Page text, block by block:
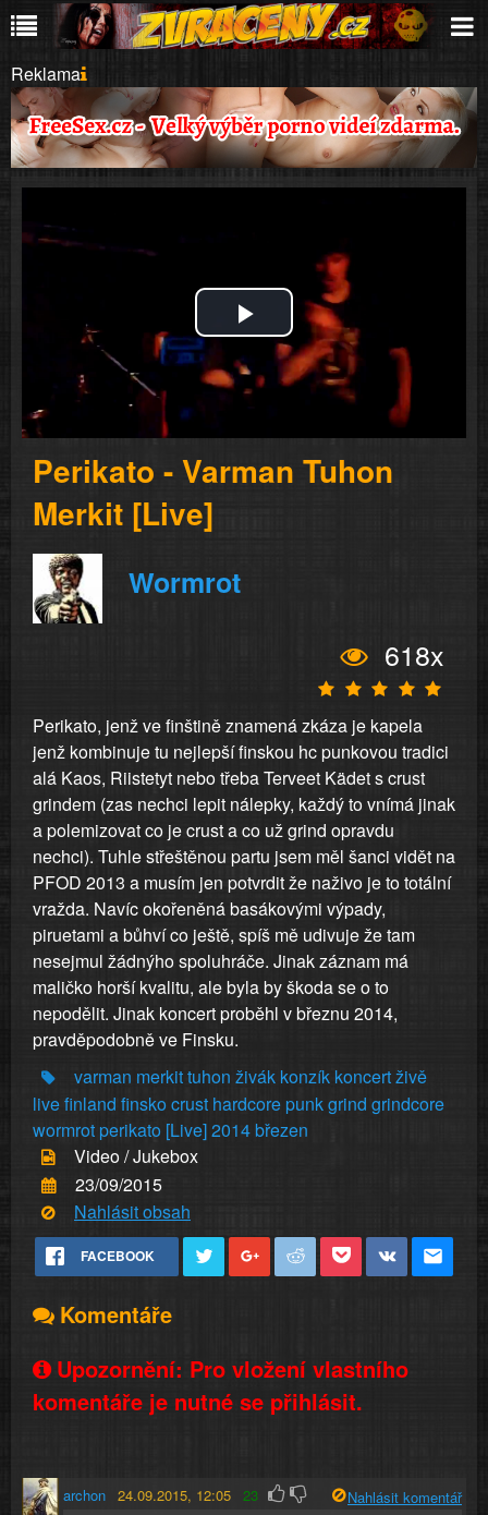
Reklama
Play
Video
Perikato - Varman Tuhon
Merkit [Live]
Wormrot
618x
Perikato, jenž ve finštině znamená zkáza je kapela
jenž kombinuje tu nejlepší finskou hc punkovou tradici
alá Kaos, Riistetyt nebo třeba Terveet Kädet s crust
grindem (zas nechci lepit nálepky, každý to vnímá jinak
a polemizovat co je crust a co už grind opravdu
nechci). Tuhle střeštěnou partu jsem měl šanci vidět na
PFOD 2013 a musím jen potvrdit že naživo je to totální
vražda. Navíc okořeněná basákovými výpady,
piruetami a bůhví co ještě, spíš mě udivuje že tam
nesejmul žádnýho spoluhráče. Jinak záznam má
maličko horší kvalitu, ale byla by škoda se o to
nepodělit. Jinak koncert proběhl v březnu 2014,
pravděpodobně ve Finsku.
varman merkittuhon živák konzík koncertživě
livefinland finskocrust hardcorepunkgrind grindcore
wormrotperikato [Live]2014březen
Video / Jukebox
23/09/2015
Nahlásit obsah
FACEBOOK
Komentáře
Upozornění: Pro vložení vlastního
komentáře je nutné se přihlásit.
archon 24.09.2015, 12:05 23 Nahlásit komentář